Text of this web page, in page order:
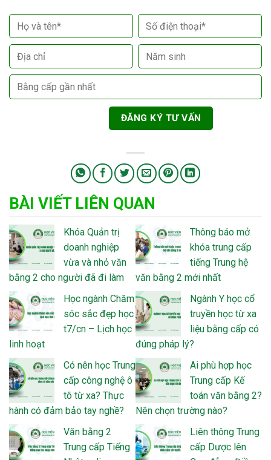
BÀI VIẾT LIÊN QUAN
Khóa Quản trị
doanh nghiệp
vừa và nhỏ văn
bằng 2 cho người đã đi làm
Thông báo mở
khóa trung cấp
tiếng Trung hệ
văn bằng 2 mới nhất
Học ngành Chăm
sóc sắc đẹp học
t7/cn – Lịch học
linh hoạt
Ngành Y học cổ
truyền học từ xa
liệu bằng cấp có
đúng pháp lý?
Có nên học Trung
cấp công nghệ ô
tô từ xa? Thực
hành có đảm bảo tay nghề?
Ai phù hợp học
Trung cấp Kế
toán văn bằng 2?
Nên chọn trường nào?
Văn bằng 2
Trung cấp Tiếng
Liên thông Trung
cấp Dược lên